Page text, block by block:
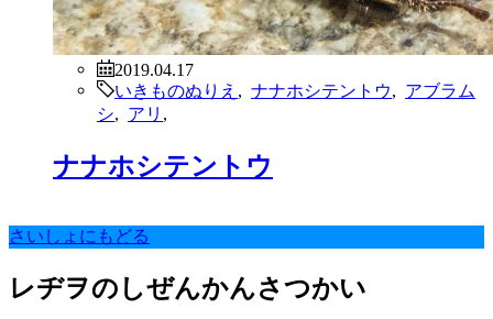
2019.04.17
いきものぬりえ
ナナホシテントウ
アブラム
シ
アリ
ナナホシテントウ
さいしょにもどる
レヂヲのしぜんかんさつかい